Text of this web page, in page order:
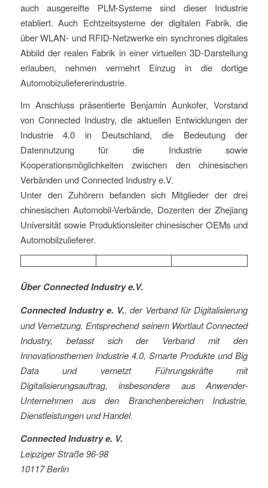
auch ausgereifte PLM-Systeme sind dieser Industrie
etabliert. Auch Echtzeitsysteme der digitalen Fabrik, die
über WLAN- und RFID-Netzwerke ein synchrones digitales
Abbild der realen Fabrik in einer virtuellen 3D-Darstellung
erlauben, nehmen vermehrt Einzug in die dortige
Automobizuliefererindustrie.
Im Anschluss präsentierte Benjamin Aunkofer, Vorstand
von Connected Industry, die aktuellen Entwicklungen der
Industrie 4.0 in Deutschland, die Bedeutung der
Datennutzung für die Industrie sowie
Kooperationsmöglichkeiten zwischen den chinesischen
Verbänden und Connected Industry e.V.
Unter den Zuhörern befanden sich Mitglieder der drei
chinesischen Automobil-Verbände, Dozenten der Zhejiang
Universität sowie Produktionsleiter chinesischer OEMs und
Automobilzulieferer.
Über Connected Industry e.V.
Connected Industry e. V., der Verband für Digitalisierung
und Vernetzung. Entsprechend seinem Wortlaut Connected
Industry, befasst sich der Verband mit den
Innovationsthemen Industrie 4.0, Smarte Produkte und Big
Data und vernetzt Führungskräfte mit
Digitalisierungsauftrag, insbesondere aus Anwender-
Unternehmen aus den Branchenbereichen Industrie,
Dienstleistungen und Handel.
Connected Industry e. V.
Leipziger Straße 96-98
10117 Berlin